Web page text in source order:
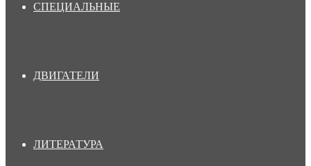
СПЕЦИАЛЬНЫЕ
ДВИГАТЕЛИ
ЛИТЕРАТУРА